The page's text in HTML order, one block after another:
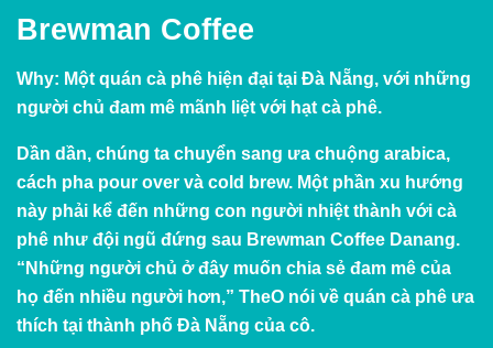
Brewman Coffee
Why: Một quán cà phê hiện đại tại Đà Nẵng, với những
người chủ đam mê mãnh liệt với hạt cà phê.
Dần dần, chúng ta chuyển sang ưa chuộng arabica,
cách pha pour over và cold brew. Một phần xu hướng
này phải kể đến những con người nhiệt thành với cà
phê như đội ngũ đứng sau Brewman Coffee Danang.
“Những người chủ ở đây muốn chia sẻ đam mê của
họ đến nhiều người hơn,” TheO nói về quán cà phê ưa
thích tại thành phố Đà Nẵng của cô.